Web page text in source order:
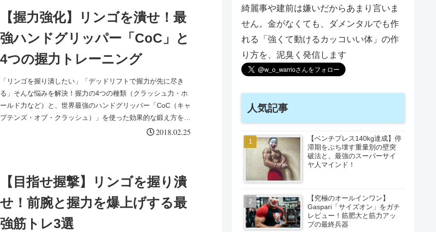
【握力強化】リンゴを潰せ！最
強ハンドグリッパー「CoC」と
4つの握力トレーニング
「リンゴを握り潰したい」「デッドリフトで握力が先に尽き
る」そんな悩みを解決！握力の4つの種類（クラッシュ力・ホ
ールド力など）と、世界最強のハンドグリッパー「CoC（キャ
プテンズ・オブ・クラッシュ）」を使った効果的な鍛え方を筋
2018.02.25
【目指せ握撃】リンゴを握り潰
せ！前腕と握力を爆上げする最
強筋トレ3選
綺麗事や建前は嫌いだからあまり言いま
せん。金がなくても、ダメンタルでも作
れる「強くて動けるカッコいい体」の作
り方を、泥臭く発信します
人気記事
【ベンチプレス140kg達成】停
滞期をぶち壊す重量別の壁突
破法と、最強のスーパーサイ
ヤ人マインド！
【究極のオールインワン】
Gaspari「サイズオン」をガチ
レビュー！筋肥大と筋力アッ
プの最終兵器